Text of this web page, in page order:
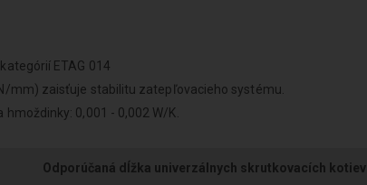
ETAG 014
mm) zaisťuje stabilitu zatepľovacieho systému.
0,001 - 0,002 W/K.
Odporúčaná dĺžka univerzálnych skrutkovacích kotiev